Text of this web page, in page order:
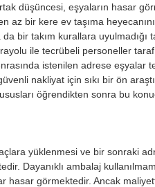
düşüncesi, eşyaların hasar
az bir kere ev taşıma
bir takım kurallara uyulmadığı
ile tecrübeli personeller
istenilen adrese eşyalar
nakliyat için sıkı bir ön
öğrendikten sonra bu
yüklenmesi ve bir sonraki
Dayanıklı ambalaj
hasar görmektedir. Ancak